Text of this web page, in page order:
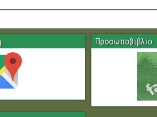
Προσωποβιβλίο